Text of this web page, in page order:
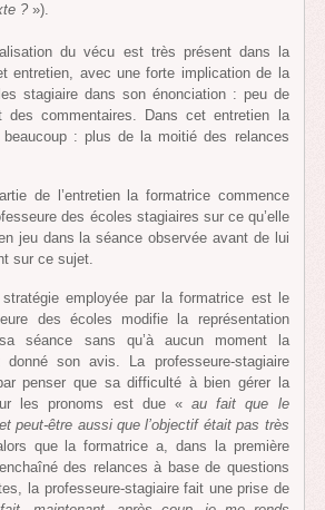
? »).
du vécu est très présent dans la
entretien, avec une forte implication de la
stagiaire dans son énonciation : peu de
des commentaires. Dans cet entretien la
beaucoup : plus de la moitié des relances
de l’entretien la formatrice commence
des écoles stagiaires sur ce qu’elle
jeu dans la séance observée avant de lui
sur ce sujet.
stratégie employée par la formatrice est le
des écoles modifie la représentation
séance sans qu’à aucun moment la
son avis. La professeure-stagiaire
penser que sa difficulté à bien gérer la
les pronoms est due «au fait que le
peut-être aussi que l’objectif était pas très
que la formatrice a, dans la première
des relances à base de questions
la professeure-stagiaire fait une prise de